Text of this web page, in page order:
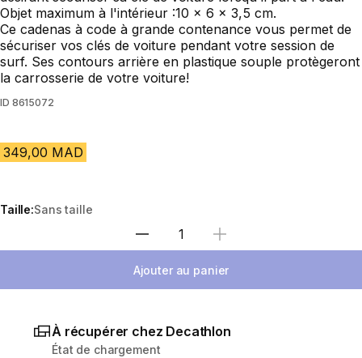
Objet maximum à l'intérieur :10 x 6 x 3,5 cm.
Ce cadenas à code à grande contenance vous permet de
sécuriser vos clés de voiture pendant votre session de
surf. Ses contours arrière en plastique souple protègeront
la carrosserie de votre voiture!
ID 8615072
349,00 MAD
Taille:Sans taille
Sélectionnez la quantité
Ajouter au panier
À récupérer chez Decathlon
État de chargement